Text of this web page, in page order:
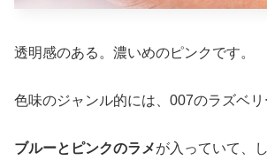
透明感のある。濃いめのピンクです。
色味のジャンル的には、007のラズベリ
ブルーとピンクのラメが入っていて、